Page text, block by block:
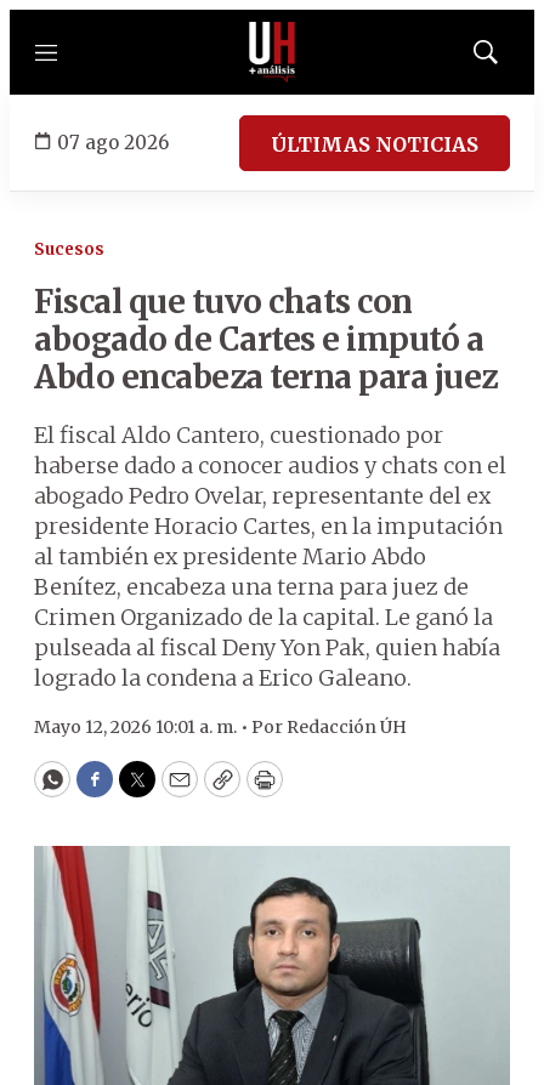
Menú
Mostrar
07 ago 2026 ÚLTIMAS NOTICIAS
Sucesos
Fiscal que tuvo chats con
abogado de Cartes e imputó a
Abdo encabeza terna para juez
El fiscal Aldo Cantero, cuestionado por
haberse dado a conocer audios y chats con el
abogado Pedro Ovelar, representante del ex
presidente Horacio Cartes, en la imputación
al también ex presidente Mario Abdo
Benítez, encabeza una terna para juez de
Crimen Organizado de la capital. Le ganó la
pulseada al fiscal Deny Yon Pak, quien había
logrado la condena a Erico Galeano.
Mayo 12, 2026 10:01 a. m. • Por Redacción ÚH
WhatsApp
Facebook
Twitter
EmailCopyPrint